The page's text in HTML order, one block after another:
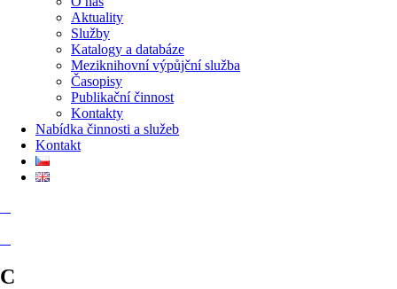
Aktuality
Služby
Katalogy a databáze
Meziknihovní výpůjční služba
Časopisy
Publikační činnost
Kontakty
Nabídka činnosti a služeb
Kontakt
C